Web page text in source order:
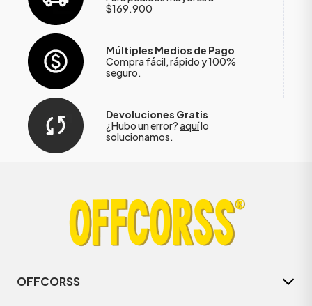
$169.900
Múltiples Medios de Pago
Compra fácil, rápido y 100%
seguro.
Devoluciones Gratis
¿Hubo un error?aquílo
solucionamos.
OFFCORSS